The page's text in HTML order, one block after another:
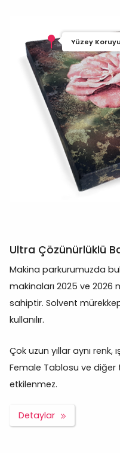
Yüzey
Ultra Çözünürlüklü
Makina parkurumuzda
makinaları 2025 ve 2026
sahiptir. Solvent
kullanılır.
Çok uzun yıllar aynı renk,
Female Tablosu ve diğer
etkilenmez.
Detaylar